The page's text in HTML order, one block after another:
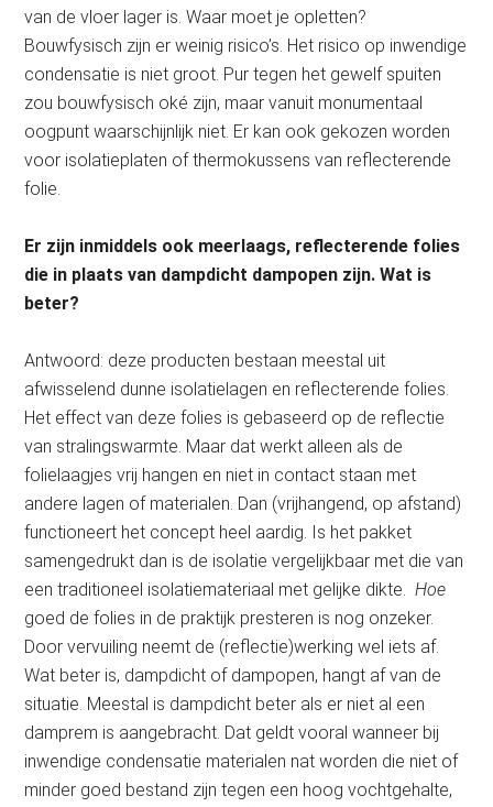
van de vloer lager is. Waar moet je opletten?
Bouwfysisch zijn er weinig risico’s. Het risico op inwendige
condensatie is niet groot. Pur tegen het gewelf spuiten
zou bouwfysisch oké zijn, maar vanuit monumentaal
oogpunt waarschijnlijk niet. Er kan ook gekozen worden
voor isolatieplaten of thermokussens van reflecterende
folie.
Er zijn inmiddels ook meerlaags, reflecterende folies
die in plaats van dampdicht dampopen zijn. Wat is
beter?
Antwoord: deze producten bestaan meestal uit
afwisselend dunne isolatielagen en reflecterende folies.
Het effect van deze folies is gebaseerd op de reflectie
van stralingswarmte. Maar dat werkt alleen als de
folielaagjes vrij hangen en niet in contact staan met
andere lagen of materialen. Dan (vrijhangend, op afstand)
functioneert het concept heel aardig. Is het pakket
samengedrukt dan is de isolatie vergelijkbaar met die van
een traditioneel isolatiemateriaal met gelijke dikte.Hoe
goed de folies in de praktijk presteren is nog onzeker.
Door vervuiling neemt de (reflectie)werking wel iets af.
Wat beter is, dampdicht of dampopen, hangt af van de
situatie. Meestal is dampdicht beter als er niet al een
damprem is aangebracht. Dat geldt vooral wanneer bij
inwendige condensatie materialen nat worden die niet of
minder goed bestand zijn tegen een hoog vochtgehalte,